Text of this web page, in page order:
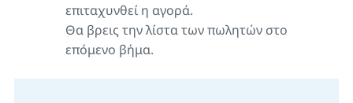
επιταχυνθεί η αγορά.
Θα βρεις την λίστα των πωλητών στο
επόμενο βήμα.